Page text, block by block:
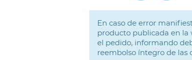
En caso de error
producto publicada en la
el pedido, informando
reembolso íntegro de las